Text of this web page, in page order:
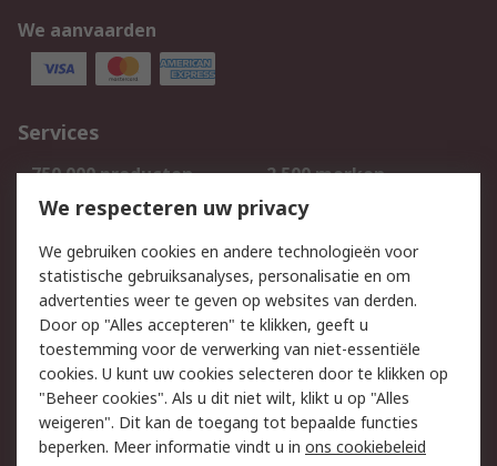
We aanvaarden
Services
750.000 producten
2.500 merken
Bestellen
Inkoopoplossingen
Track & Trace
Wettelijk
Cookiebeleid
Email veiligheid
Privacybeleid
Websitevoorwaarden
Algemene
verkoopvoorwaarden
We respecteren uw privacy
We gebruiken cookies en andere technologieën voor
statistische gebruiksanalyses, personalisatie en om
advertenties weer te geven op websites van derden.
Door op "Alles accepteren" te klikken, geeft u
toestemming voor de verwerking van niet-essentiële
cookies. U kunt uw cookies selecteren door te klikken op
"Beheer cookies". Als u dit niet wilt, klikt u op "Alles
weigeren". Dit kan de toegang tot bepaalde functies
beperken. Meer informatie vindt u in ons cookiebeleid